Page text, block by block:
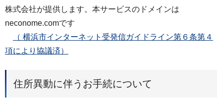
株式会社が提供します。本サービスのドメインは
neconome.comです
（ 横浜市インターネット受発信ガイドライン第６条第４
項により協議済）
住所異動に伴うお手続について